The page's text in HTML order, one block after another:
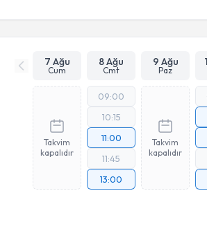
7 Ağu
Cum
8 Ağu
Cmt
9 Ağu
Paz
Takvim
kapalıdır
09:00
10:15
11:00
11:45
13:00
Takvim
kapalıdır